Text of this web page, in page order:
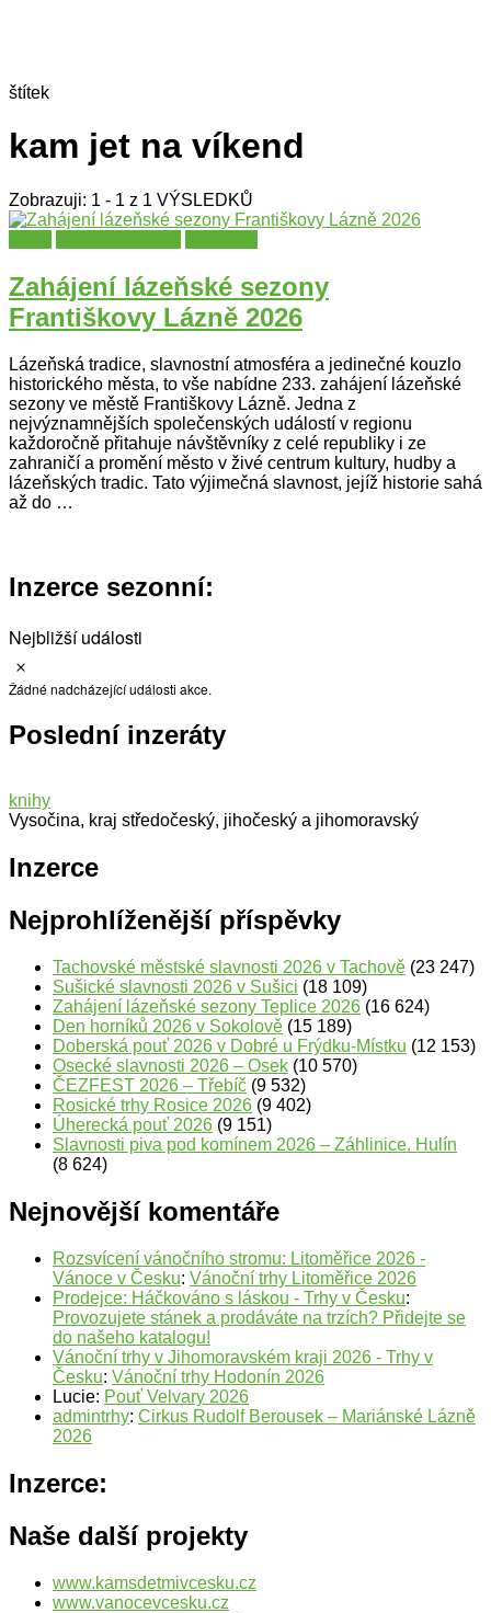
štítek
kam jet na víkend
Zobrazuji: 1 - 1 z 1 VÝSLEDKŮ
Zahájení lázeňské sezony
Františkovy Lázně 2026
Lázeňská tradice, slavnostní atmosféra a jedinečné kouzlo
historického města, to vše nabídne 233. zahájení lázeňské
sezony ve městě Františkovy Lázně. Jedna z
nejvýznamnějších společenských událostí v regionu
každoročně přitahuje návštěvníky z celé republiky i ze
zahraničí a promění město v živé centrum kultury, hudby a
lázeňských tradic. Tato výjimečná slavnost, jejíž historie sahá
až do …
Inzerce sezonní:
Nejbližší události
Žádné nadcházející události akce.
Poslední inzeráty
knihy
Vysočina, kraj středočeský, jihočeský a jihomoravský
Inzerce
Nejprohlíženější příspěvky
Tachovské městské slavnosti 2026 v Tachově (23 247)
Sušické slavnosti 2026 v Sušici (18 109)
Zahájení lázeňské sezony Teplice 2026 (16 624)
Den horníků 2026 v Sokolově (15 189)
Doberská pouť 2026 v Dobré u Frýdku-Místku (12 153)
Osecké slavnosti 2026 – Osek (10 570)
ČEZFEST 2026 – Třebíč (9 532)
Rosické trhy Rosice 2026 (9 402)
Úherecká pouť 2026 (9 151)
Slavnosti piva pod komínem 2026 – Záhlinice. Hulín
(8 624)
Nejnovější komentáře
Rozsvícení vánočního stromu: Litoměřice 2026 -
Vánoce v Česku: Vánoční trhy Litoměřice 2026
Prodejce: Háčkováno s láskou - Trhy v Česku:
Provozujete stánek a prodáváte na trzích? Přidejte se
do našeho katalogu!
Vánoční trhy v Jihomoravském kraji 2026 - Trhy v
Česku: Vánoční trhy Hodonín 2026
Lucie: Pouť Velvary 2026
admintrhy: Cirkus Rudolf Berousek – Mariánské Lázně
2026
Inzerce:
Naše další projekty
www.kamsdetmivcesku.cz
www.vanocevcesku.cz